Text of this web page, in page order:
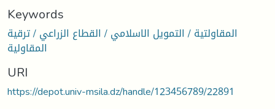
Keywords
المقاولتية / التمويل الاسلامي / القطاع الزراعي / ترقية
المقاولية
URI
https://depot.univ-msila.dz/handle/123456789/22891